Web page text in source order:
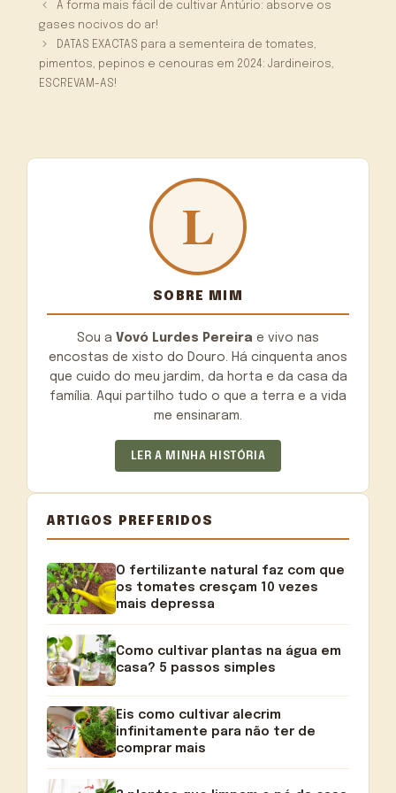
A forma mais fácil de cultivar Antúrio: absorve os
gases nocivos do ar!
DATAS EXACTAS para a sementeira de tomates,
pimentos, pepinos e cenouras em 2024: Jardineiros,
ESCREVAM-AS!
SOBRE MIM
Sou a Vovó Lurdes Pereira e vivo nas
encostas de xisto do Douro. Há cinquenta anos
que cuido do meu jardim, da horta e da casa da
família. Aqui partilho tudo o que a terra e a vida
me ensinaram.
LER A MINHA HISTÓRIA
ARTIGOS PREFERIDOS
O fertilizante natural faz com que
os tomates cresçam 10 vezes
mais depressa
Como cultivar plantas na água em
casa? 5 passos simples
Eis como cultivar alecrim
infinitamente para não ter de
comprar mais